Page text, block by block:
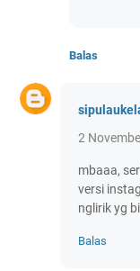
Balas
2
mbaaa,
versi
nglirik yg
Balas